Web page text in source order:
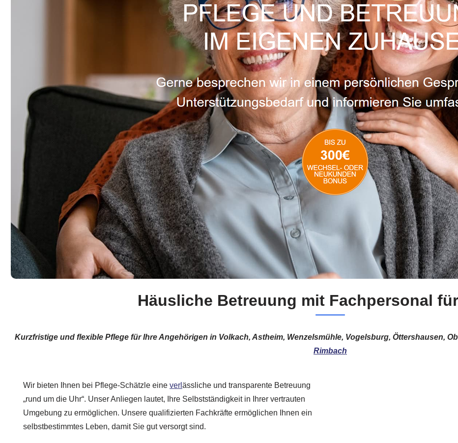
Häusliche Betreuung mit Fachpersonal
Kurzfristige und flexible Pflege für Ihre Angehörigen in Volkach, Astheim, Wenzelsmühle, Vogelsburg, Öttershausen,
Rimbach
Wir bieten Ihnen bei Pflege-Schätzle eine verl ässliche und transparente Betreuung
„rund um die Uhr“. Unser Anliegen lautet, Ihre Selbstständigkeit in Ihrer vertrauten
Umgebung zu ermöglichen. Unsere qualifizierten Fachkräfte ermöglichen Ihnen ein
selbstbestimmtes Leben, damit Sie gut versorgt sind.